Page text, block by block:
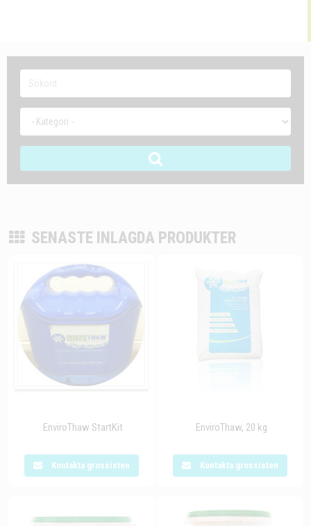
SENASTE INLAGDA PRODUKTER
EnviroThaw StartKit
Kontakta grossisten
EnviroThaw, 20 kg
Kontakta grossisten